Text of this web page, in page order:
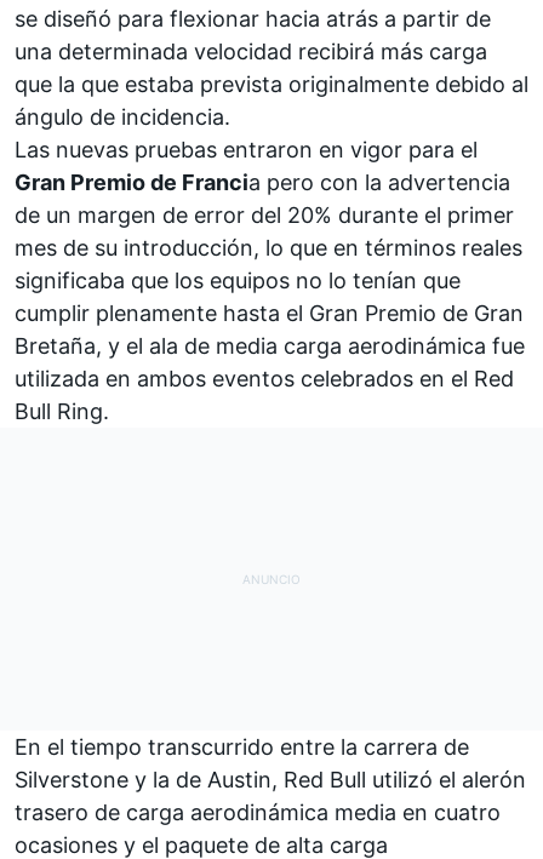
se diseñó para flexionar hacia atrás a partir de
una determinada velocidad recibirá más carga
que la que estaba prevista originalmente debido al
ángulo de incidencia.
Las nuevas pruebas entraron en vigor para el
Gran Premio de Francia pero con la advertencia
de un margen de error del 20% durante el primer
mes de su introducción, lo que en términos reales
significaba que los equipos no lo tenían que
cumplir plenamente hasta el Gran Premio de Gran
Bretaña, y el ala de media carga aerodinámica fue
utilizada en ambos eventos celebrados en el Red
Bull Ring.
En el tiempo transcurrido entre la carrera de
Silverstone y la de Austin, Red Bull utilizó el alerón
trasero de carga aerodinámica media en cuatro
ocasiones y el paquete de alta carga